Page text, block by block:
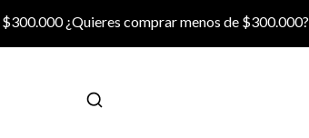
¿Quieres comprar menos de $300.000?